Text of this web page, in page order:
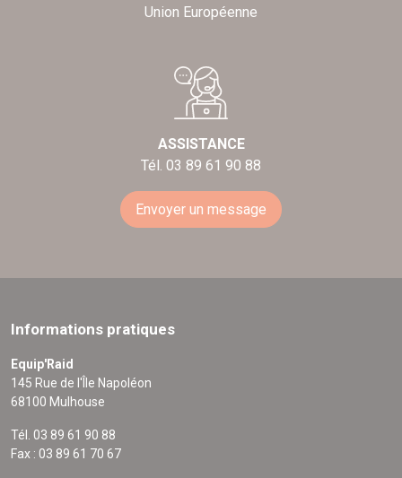
Union Européenne
ASSISTANCE
Tél. 03 89 61 90 88
Envoyer un message
Informations pratiques
Equip'Raid
145 Rue de l'Île Napoléon
68100 Mulhouse
Tél. 03 89 61 90 88
Fax : 03 89 61 70 67